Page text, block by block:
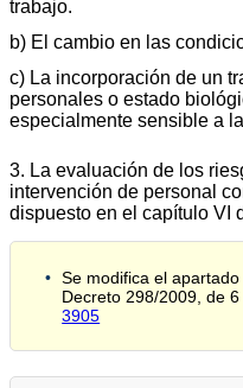
trabajo.
b) El cambio en las
c) La incorporación de un
personales o estado
especialmente sensible a
3. La evaluación de los
intervención de personal
dispuesto en el capítulo VI
Se modifica el
Decreto 298/2009, de 6
3905